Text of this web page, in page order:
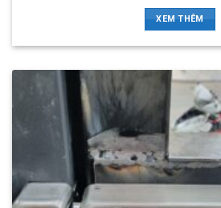
XEM THÊM